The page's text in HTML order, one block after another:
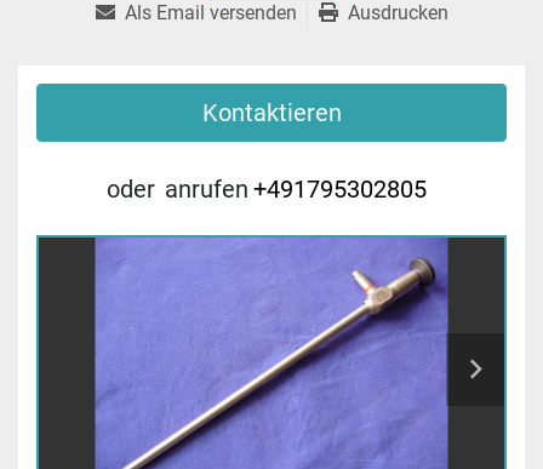
Als Email versenden Ausdrucken
Kontaktieren
oder anrufen +491795302805